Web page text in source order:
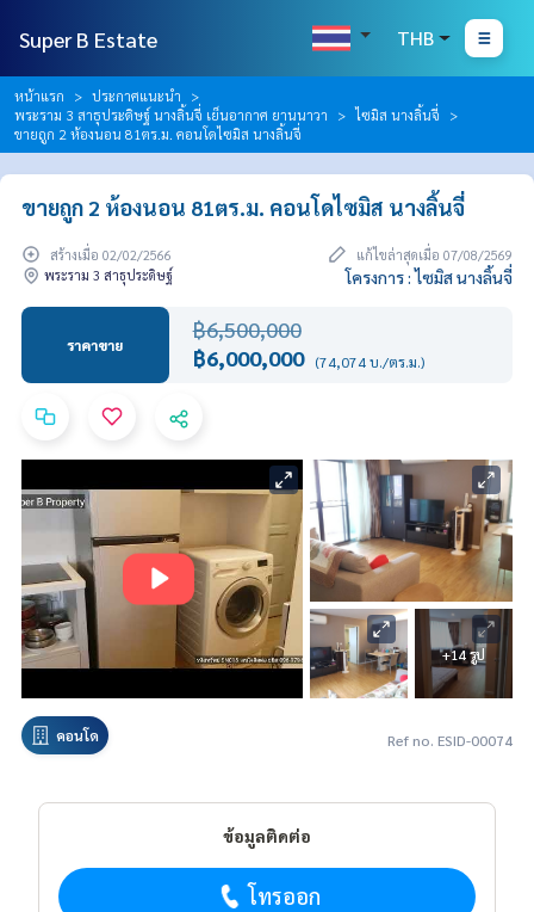
Super B Estate THB
หน้าแรก
ประกาศแนะนำ
พระราม 3 สาธุประดิษฐ์ นางลิ้นจี่ เย็นอากาศ ยานนาวา
ไซมิส นางลิ้นจี่
ขายถูก 2 ห้องนอน 81ตร.ม. คอนโดไซมิส นางลิ้นจี่
ขายถูก 2 ห้องนอน 81ตร.ม. คอนโดไซมิส นางลิ้นจี่
สร้างเมื่อ 02/02/2566
แก้ไขล่าสุดเมื่อ 07/08/2569
พระราม 3 สาธุประดิษฐ์
โครงการ : ไซมิส นางลิ้นจี่
ราคาขาย
฿6,500,000
฿6,000,000 (74,074 บ./ตร.ม.)
+14 รูป
คอนโด Ref no. ESID-00074
ข้อมูลติดต่อ
โทรออก